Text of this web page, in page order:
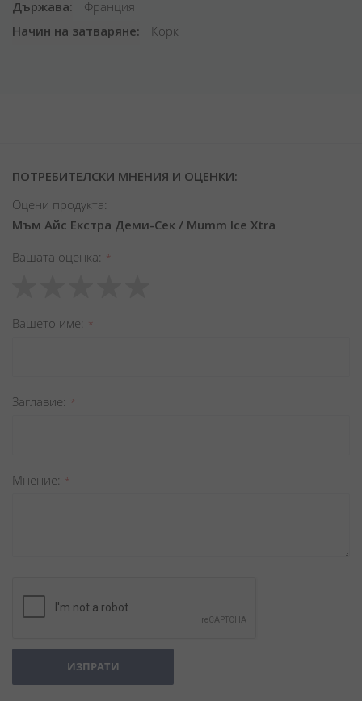
Държава
Франция
Начин на затваряне
Корк
ПОТРЕБИТЕЛСКИ МНЕНИЯ И ОЦЕНКИ:
Оцени продукта:
Мъм Айс Екстра Деми-Сек / Mumm Ice Xtra
Вашата оценка
star
stars
stars
stars
stars
Вашето име
Заглавиe
Мнение
ИЗПРАТИ